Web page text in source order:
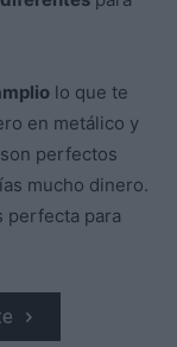
lo que te
en metálico y
perfectos
mucho dinero.
perfecta para